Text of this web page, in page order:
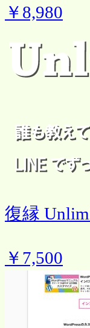
￥8,980
復縁
￥7,500